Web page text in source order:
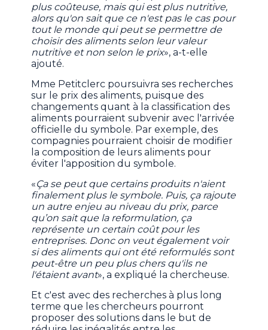
plus coûteuse, mais qui est plus nutritive,
alors qu'on sait que ce n'est pas le cas pour
tout le monde qui peut se permettre de
choisir des aliments selon leur valeur
nutritive et non selon le prix», a-t-elle
ajouté.
Mme Petitclerc poursuivra ses recherches
sur le prix des aliments, puisque des
changements quant à la classification des
aliments pourraient subvenir avec l'arrivée
officielle du symbole. Par exemple, des
compagnies pourraient choisir de modifier
la composition de leurs aliments pour
éviter l'apposition du symbole.
«Ça se peut que certains produits n'aient
finalement plus le symbole. Puis, ça rajoute
un autre enjeu au niveau du prix, parce
qu’on sait que la reformulation, ça
représente un certain coût pour les
entreprises. Donc on veut également voir
si des aliments qui ont été reformulés sont
peut-être un peu plus chers qu'ils ne
l'étaient avant», a expliqué la chercheuse.
Et c'est avec des recherches à plus long
terme que les chercheurs pourront
proposer des solutions dans le but de